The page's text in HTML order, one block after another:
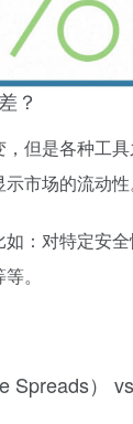
？
但是各种工
市场的流动性
：对特定安
。
Spreads）